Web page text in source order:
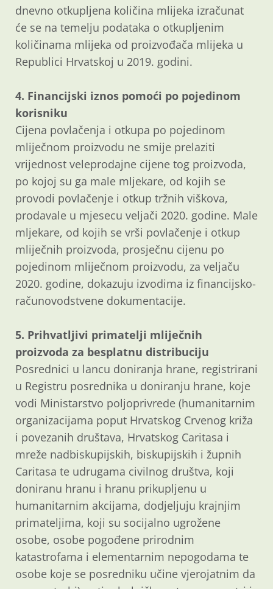
dnevno otkupljena količina mlijeka izračunat
će se na temelju podataka o otkupljenim
količinama mlijeka od proizvođača mlijeka u
Republici Hrvatskoj u 2019. godini.
4. Financijski iznos pomoći po pojedinom
korisniku
Cijena povlačenja i otkupa po pojedinom
mliječnom proizvodu ne smije prelaziti
vrijednost veleprodajne cijene tog proizvoda,
po kojoj su ga male mljekare, od kojih se
provodi povlačenje i otkup tržnih viškova,
prodavale u mjesecu veljači 2020. godine. Male
mljekare, od kojih se vrši povlačenje i otkup
mliječnih proizvoda, prosječnu cijenu po
pojedinom mliječnom proizvodu, za veljaču
2020. godine, dokazuju izvodima iz financijsko-
računovodstvene dokumentacije.
5. Prihvatljivi primatelji mliječnih
proizvoda za besplatnu distribuciju
Posrednici u lancu doniranja hrane, registrirani
u Registru posrednika u doniranju hrane, koje
vodi Ministarstvo poljoprivrede (humanitarnim
organizacijama poput Hrvatskog Crvenog križa
i povezanih društava, Hrvatskog Caritasa i
mreže nadbiskupijskih, biskupijskih i župnih
Caritasa te udrugama civilnog društva, koji
doniranu hranu i hranu prikupljenu u
humanitarnim akcijama, dodjeljuju krajnjim
primateljima, koji su socijalno ugrožene
osobe, osobe pogođene prirodnim
katastrofama i elementarnim nepogodama te
osobe koje se posredniku učine vjerojatnim da